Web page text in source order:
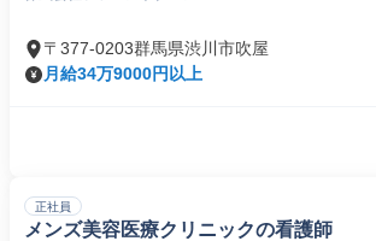
〒377-0203群馬県渋川市吹屋
月給34万9000円以上
正社員
メンズ美容医療クリニックの看護師